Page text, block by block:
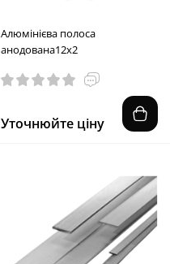
Алюмінієва полоса
анодована12х2
Уточнюйте ціну